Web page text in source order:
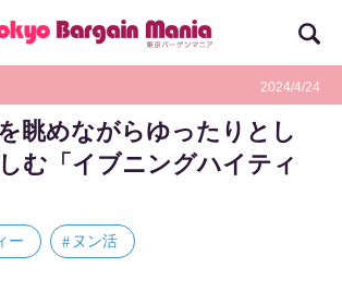
2024/4/24
眺めながらゆったりとし
む「イブニングハイティ
ー ヌン活